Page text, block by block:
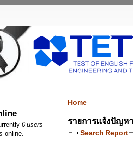
0 users
online.
Home
รายการแจ้งปัญหา
Search Report